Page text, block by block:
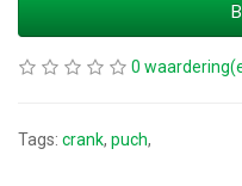
0
Tags: crank, puch,